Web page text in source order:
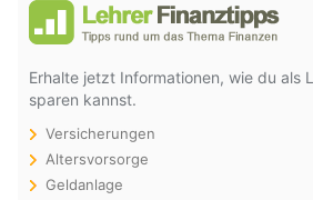
Erhalte jetzt Informationen, wie du als
sparen kannst.
Versicherungen
Altersvorsorge
Geldanlage